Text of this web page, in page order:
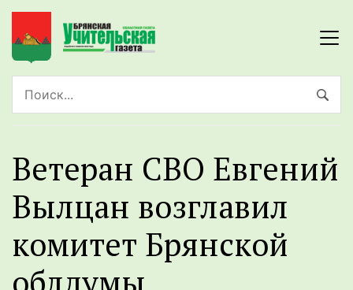
Ветеран СВО Евгений
Вылцан возглавил
комитет Брянской